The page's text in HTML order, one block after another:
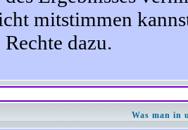
mitstimmen
dazu.
Was man in